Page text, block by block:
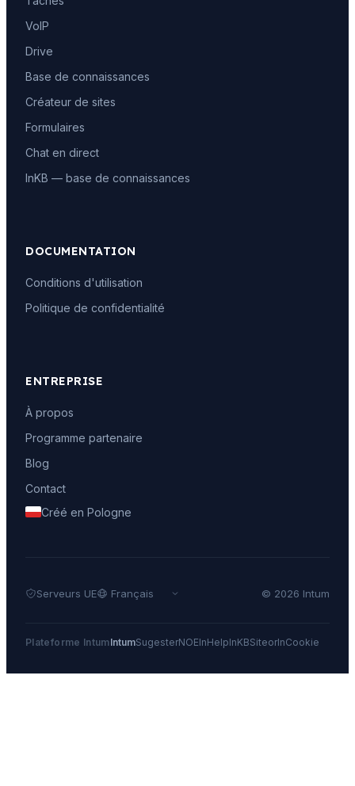
VoIP
Drive
Base de connaissances
Créateur de sites
Formulaires
Chat en direct
InKB — base de connaissances
DOCUMENTATION
Conditions d'utilisation
Politique de confidentialité
ENTREPRISE
À propos
Programme partenaire
Blog
Contact
Créé en Pologne
Serveurs UE © 2026 Intum
Plateforme IntumIntumSugesterNOEInHelpInKBSiteorInCookie